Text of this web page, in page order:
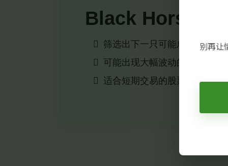
Black Horse
筛选出下一只可能成为黑马的
可能出现大幅波动的股票
适合短期交易的股票
别再让